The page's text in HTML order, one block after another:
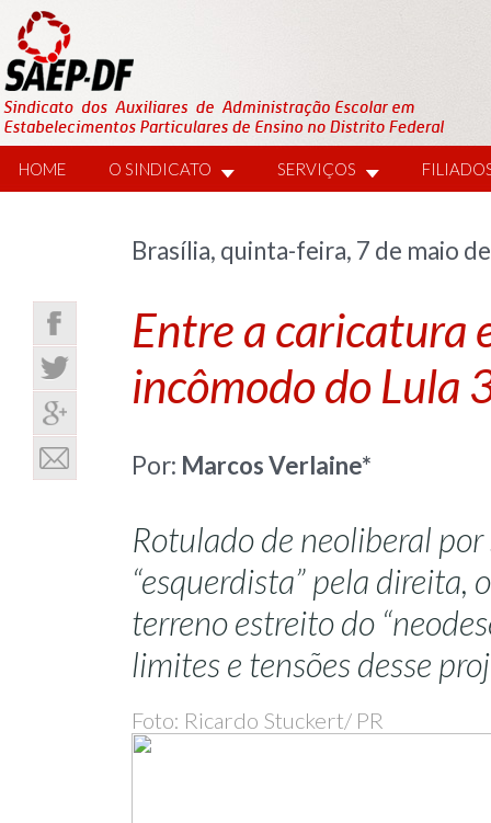
HOME O SINDICATO SERVIÇOS
Brasília, quinta-feira, 7 de maio
Entre a caricatura
incômodo do Lula
Por: Marcos Verlaine*
Rotulado de neoliberal
“esquerdista” pela direita,
terreno estreito do
limites e tensões desse
Foto: Ricardo Stuckert/ PR